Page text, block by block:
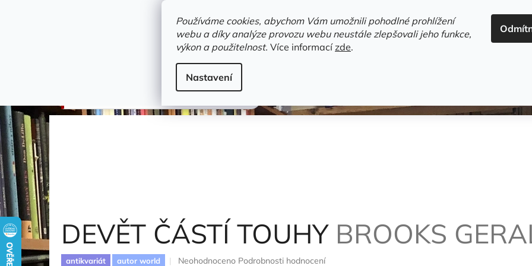
Používáme cookies, abychom Vám umožnili pohodlné prohlížení
webu a díky analýze provozu webu neustále zlepšovali jeho funkce,
výkon a použitelnost. Více informacízde.
Nastavení
HLEDAT
Novinky Trvalky a bestsellery
Brooks Geraldine
DEVĚT ČÁSTÍ TOUHY BROOKS
antikvariát autor world
Průměrné
Neohodnoceno Podrobnosti hodnocení